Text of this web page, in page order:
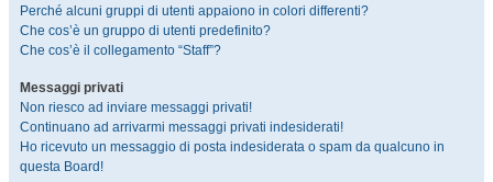
Perché alcuni gruppi di utenti appaiono in colori differenti?
Che cos’è un gruppo di utenti predefinito?
Che cos’è il collegamento “Staff”?
Messaggi privati
Non riesco ad inviare messaggi privati!
Continuano ad arrivarmi messaggi privati indesiderati!
Ho ricevuto un messaggio di posta indesiderata o spam da qualcuno in
questa Board!